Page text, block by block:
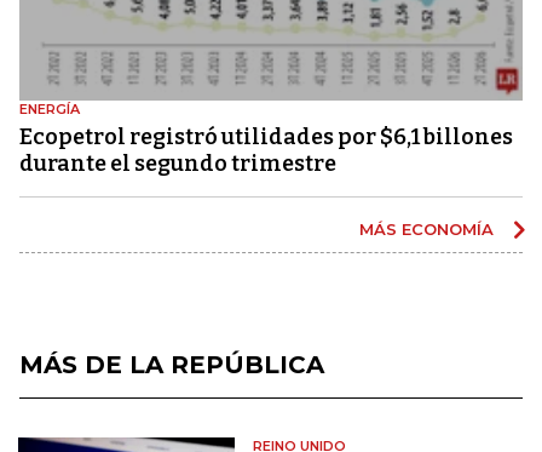
ENERGÍA
Ecopetrol registró utilidades por $6,1 billones
durante el segundo trimestre
MÁS ECONOMÍA
MÁS DE LA REPÚBLICA
REINO UNIDO